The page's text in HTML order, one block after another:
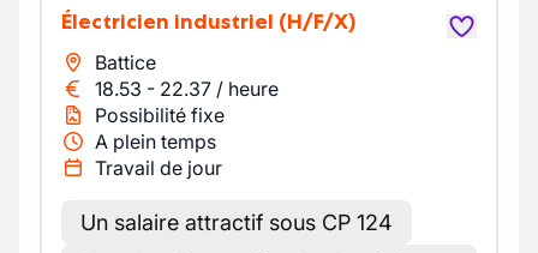
Électricien industriel (H/F/X)
Battice
18.53 - 22.37 / heure
Possibilité fixe
A plein temps
Travail de jour
Un salaire attractif sous CP 124